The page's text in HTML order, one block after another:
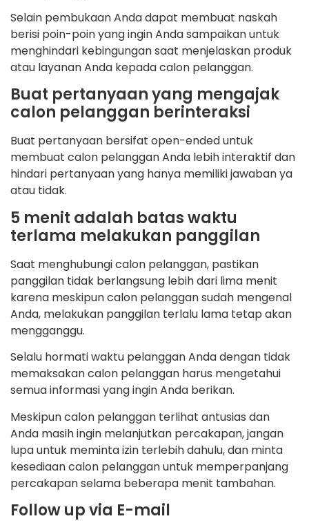
Selain pembukaan Anda dapat membuat naskah
berisi poin-poin yang ingin Anda sampaikan untuk
menghindari kebingungan saat menjelaskan produk
atau layanan Anda kepada calon pelanggan.
Buat pertanyaan yang mengajak
calon pelanggan berinteraksi
Buat pertanyaan bersifat open-ended untuk
membuat calon pelanggan Anda lebih interaktif dan
hindari pertanyaan yang hanya memiliki jawaban ya
atau tidak.
5 menit adalah batas waktu
terlama melakukan panggilan
Saat menghubungi calon pelanggan, pastikan
panggilan tidak berlangsung lebih dari lima menit
karena meskipun calon pelanggan sudah mengenal
Anda, melakukan panggilan terlalu lama tetap akan
mengganggu.
Selalu hormati waktu pelanggan Anda dengan tidak
memaksakan calon pelanggan harus mengetahui
semua informasi yang ingin Anda berikan.
Meskipun calon pelanggan terlihat antusias dan
Anda masih ingin melanjutkan percakapan, jangan
lupa untuk meminta izin terlebih dahulu, dan minta
kesediaan calon pelanggan untuk memperpanjang
percakapan selama beberapa menit tambahan.
Follow up via E-mail